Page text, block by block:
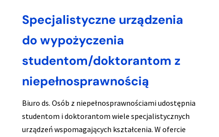
Specjalistyczne urządzenia
do wypożyczenia
studentom/doktorantom z
niepełnosprawnością
Biuro ds. Osób z niepełnosprawnościami udostępnia
studentom i doktorantom wiele specjalistycznych
urządzeń wspomagających kształcenia. W ofercie